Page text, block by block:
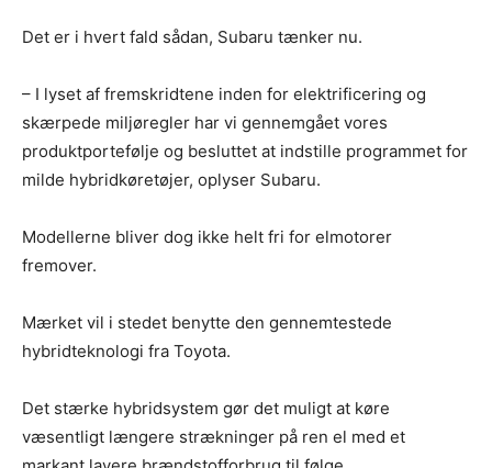
Det er i hvert fald sådan, Subaru tænker nu.
– I lyset af fremskridtene inden for elektrificering og
skærpede miljøregler har vi gennemgået vores
produktportefølje og besluttet at indstille programmet for
milde hybridkøretøjer, oplyser Subaru.
Modellerne bliver dog ikke helt fri for elmotorer
fremover.
Mærket vil i stedet benytte den gennemtestede
hybridteknologi fra Toyota.
Det stærke hybridsystem gør det muligt at køre
væsentligt længere strækninger på ren el med et